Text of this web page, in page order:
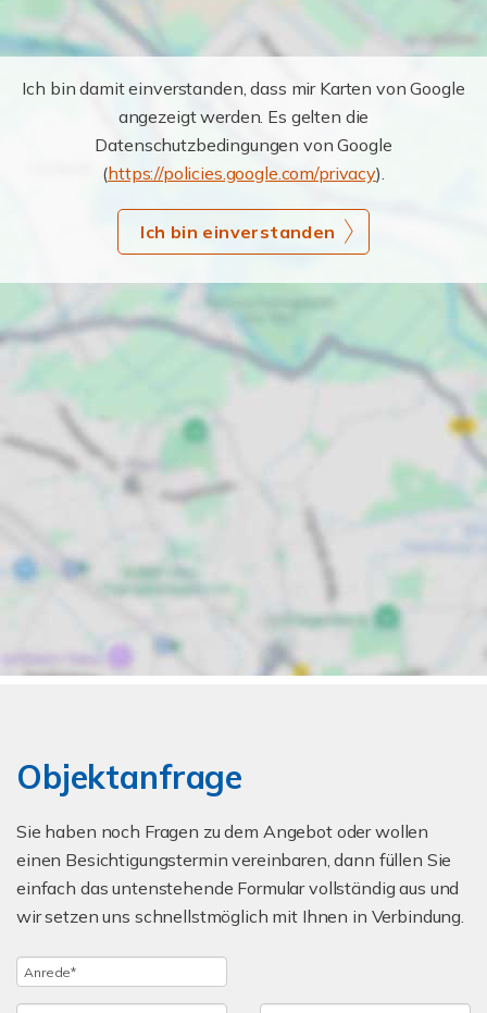
Ich bin damit einverstanden, dass mir Karten von Google
angezeigt werden. Es gelten die
Datenschutzbedingungen von Google
(https://policies.google.com/privacy).
Ich bin einverstanden
Objektanfrage
Sie haben noch Fragen zu dem Angebot oder wollen
einen Besichtigungstermin vereinbaren, dann füllen Sie
einfach das untenstehende Formular vollständig aus und
wir setzen uns schnellstmöglich mit Ihnen in Verbindung.